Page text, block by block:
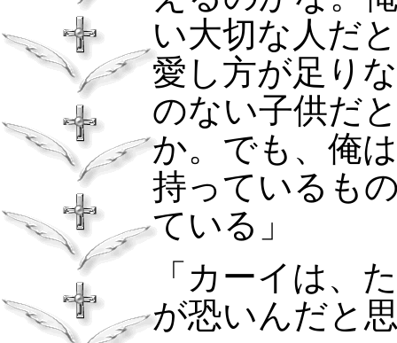
い大切な人だ
愛し方が足り
のない子供だ
か。でも、俺
持っているも
ている」
「カーイは、
が恐いんだと